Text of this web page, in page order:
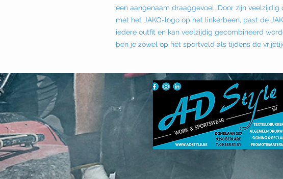
een aangenaam draaggevoel. Door zijn
met het JAKO-logo op het linkerbeen, past de
iedere outfit en kan veelzijdig gecombineerd
ben je zowel op het sportveld als tijdens de